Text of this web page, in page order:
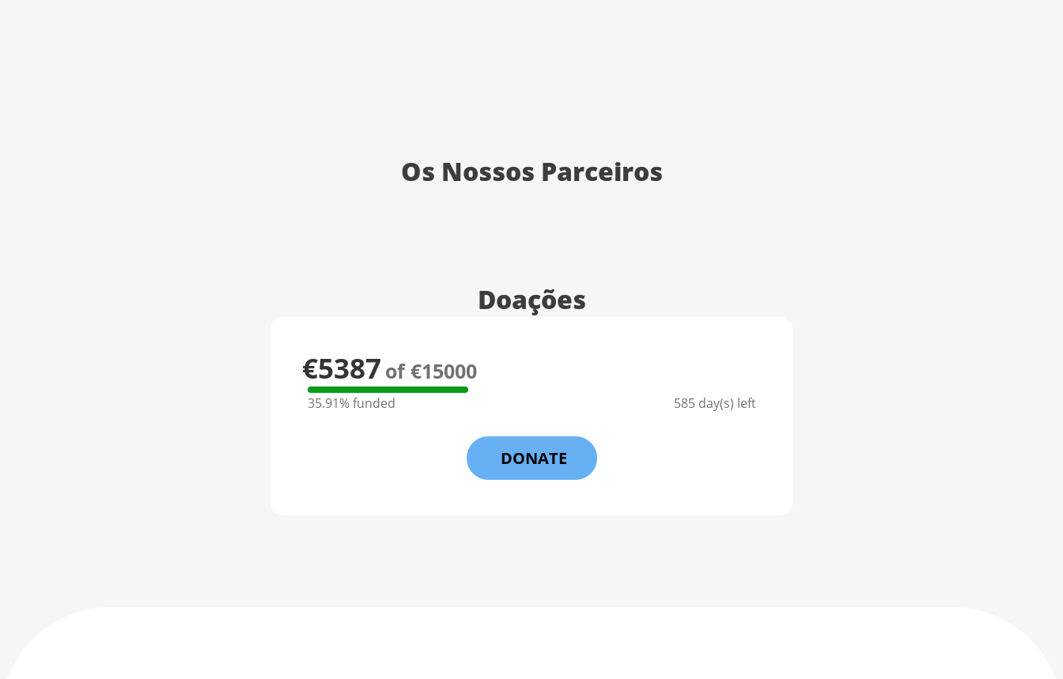
Os Nossos Parceiros
Doações
€5387 of €15000
35.91% funded 585 day(s) left
DONATE